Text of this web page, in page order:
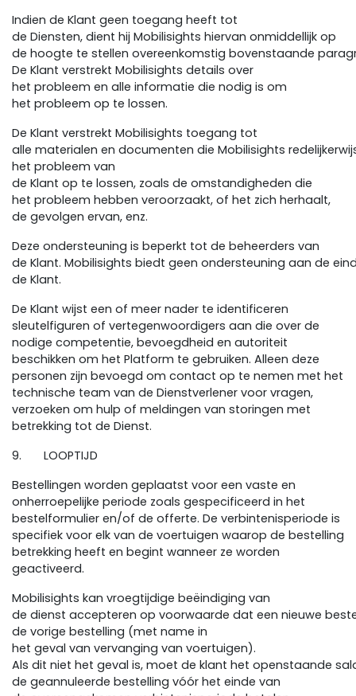
Indien de Klant geen toegang heeft tot
de Diensten, dient hij Mobilisights hiervan onmiddellijk op
de hoogte te stellen overeenkomstig bovenstaande
De Klant verstrekt Mobilisights details over
het probleem en alle informatie die nodig is om
het probleem op te lossen.
De Klant verstrekt Mobilisights toegang tot
alle materialen en documenten die Mobilisights
het probleem van
de Klant op te lossen, zoals de omstandigheden die
het probleem hebben veroorzaakt, of het zich herhaalt,
de gevolgen ervan, enz.
Deze ondersteuning is beperkt tot de beheerders van
de Klant. Mobilisights biedt geen ondersteuning aan de
de Klant.
De Klant wijst een of meer nader te identificeren
sleutelfiguren of vertegenwoordigers aan die over de
nodige competentie, bevoegdheid en autoriteit
beschikken om het Platform te gebruiken. Alleen deze
personen zijn bevoegd om contact op te nemen met het
technische team van de Dienstverlener voor vragen,
verzoeken om hulp of meldingen van storingen met
betrekking tot de Dienst.
9. LOOPTIJD
Bestellingen worden geplaatst voor een vaste en
onherroepelijke periode zoals gespecificeerd in het
bestelformulier en/of de offerte. De verbintenisperiode is
specifiek voor elk van de voertuigen waarop de bestelling
betrekking heeft en begint wanneer ze worden
geactiveerd.
Mobilisights kan vroegtijdige beëindiging van
de dienst accepteren op voorwaarde dat een nieuwe
de vorige bestelling (met name in
het geval van vervanging van voertuigen).
Als dit niet het geval is, moet de klant het openstaande
de geannuleerde bestelling vóór het einde van